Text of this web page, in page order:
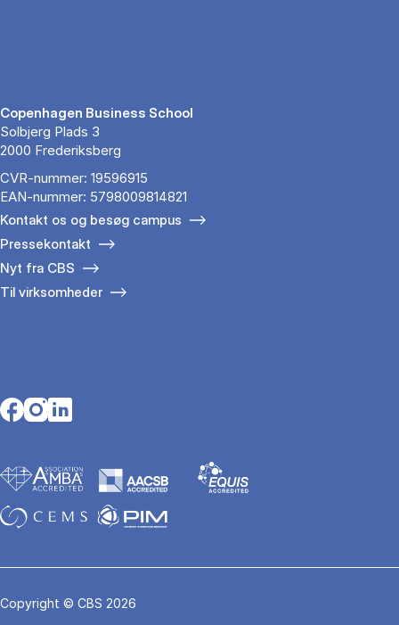
Copenhagen Business School
Solbjerg Plads 3
2000 Frederiksberg
CVR-nummer: 19596915
EAN-nummer: 5798009814821
Kontakt os og besøg campus
Pressekontakt
Nyt fra CBS
Til virksomheder
Opens in a new tab
Opens in a new tab
Opens in a new tab
Copyright © CBS 2026